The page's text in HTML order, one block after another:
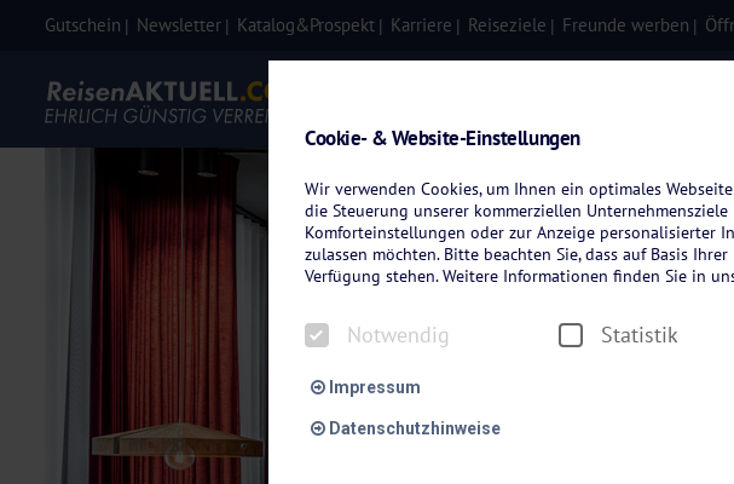
Gutschein Newsletter Katalog&Prospekt Karriere Reiseziele Freunde werben
Cookie- & Website-Einstellungen
Wir verwenden Cookies, um Ihnen ein optimales
die Steuerung unserer kommerziellen
Komforteinstellungen oder zur Anzeige personalisierter
zulassen möchten. Bitte beachten Sie, dass auf Basis
Verfügung stehen. Weitere Informationen finden Sie in
Notwendig Statistik
Impressum
Datenschutzhinweise